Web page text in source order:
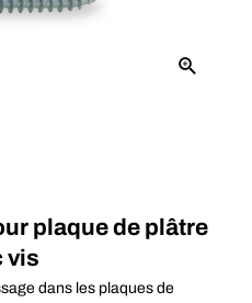
plaque de plâtre
vis
dans les plaques de